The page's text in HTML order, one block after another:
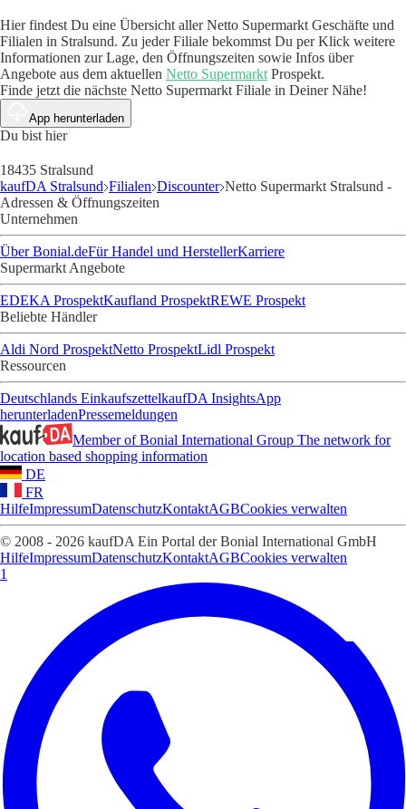
Hier findest Du eine Übersicht aller Netto Supermarkt Geschäfte und
Filialen in Stralsund. Zu jeder Filiale bekommst Du per Klick weitere
Informationen zur Lage, den Öffnungszeiten sowie Infos über
Angebote aus dem aktuellen Netto Supermarkt Prospekt.
Finde jetzt die nächste Netto Supermarkt Filiale in Deiner Nähe!
App herunterladen
Du bist hier
18435 Stralsund
kaufDA Stralsund Filialen Discounter Netto Supermarkt Stralsund -
Adressen & Öffnungszeiten
Unternehmen
Über Bonial.deFür Handel und HerstellerKarriere
Supermarkt Angebote
EDEKA ProspektKaufland ProspektREWE Prospekt
Beliebte Händler
Aldi Nord ProspektNetto ProspektLidl Prospekt
Ressourcen
Deutschlands EinkaufszettelkaufDA InsightsApp
herunterladenPressemeldungen
Member of Bonial International Group The network for
location based shopping information
DE
FR
HilfeImpressumDatenschutzKontaktAGBCookies verwalten
© 2008 - 2026 kaufDA Ein Portal der Bonial International GmbH
HilfeImpressumDatenschutzKontaktAGBCookies verwalten
1